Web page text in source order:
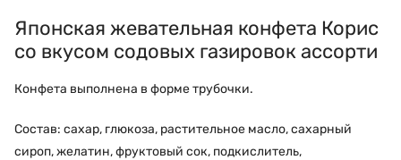
Японская жевательная конфета Корис
со вкусом содовых газировок ассорти
Конфета выполнена в форме трубочки.
Состав: сахар, глюкоза, растительное масло, сахарный
сироп, желатин, фруктовый сок, подкислитель,